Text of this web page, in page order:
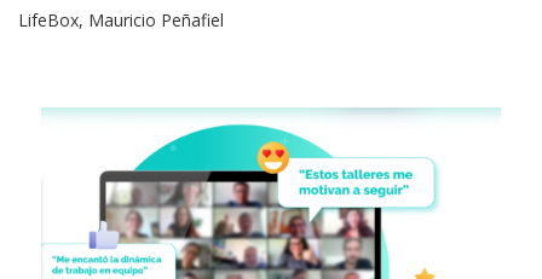
LifeBox, Mauricio Peñafiel